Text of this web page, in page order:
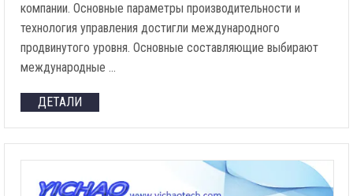
компании. Основные параметры производительности и
технология управления достигли международного
продвинутого уровня. Основные составляющие выбирают
международные …
ДЕТАЛИ